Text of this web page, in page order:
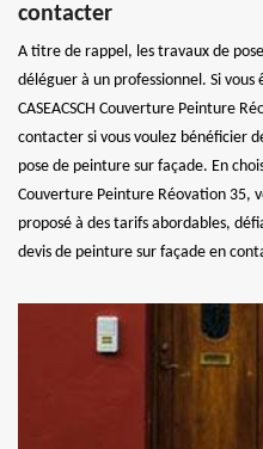
contacter
A titre de rappel, les travaux de
déléguer à un professionnel. Si
CASEACSCH Couverture Peinture
contacter si vous voulez bénéficier
pose de peinture sur façade. En
Couverture Peinture Réovation 35,
proposé à des tarifs abordables,
devis de peinture sur façade en